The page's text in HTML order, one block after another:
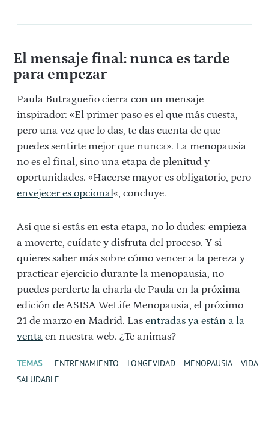
El mensaje final: nunca es tarde
para empezar
Paula Butragueño cierra con un mensaje
inspirador: «El primer paso es el que más cuesta,
pero una vez que lo das, te das cuenta de que
puedes sentirte mejor que nunca». La menopausia
no es el final, sino una etapa de plenitud y
oportunidades. «Hacerse mayor es obligatorio, pero
envejecer es opcional«, concluye.
Así que si estás en esta etapa, no lo dudes: empieza
a moverte, cuídate y disfruta del proceso. Y si
quieres saber más sobre cómo vencer a la pereza y
practicar ejercicio durante la menopausia, no
puedes perderte la charla de Paula en la próxima
edición de ASISA WeLife Menopausia, el próximo
21 de marzo en Madrid. Las entradas ya están a la
venta en nuestra web. ¿Te animas?
TEMAS ENTRENAMIENTO LONGEVIDAD MENOPAUSIA
VIDA
SALUDABLE